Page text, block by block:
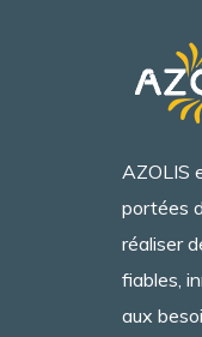
AZOLIS
portées
réaliser
fiables,
aux